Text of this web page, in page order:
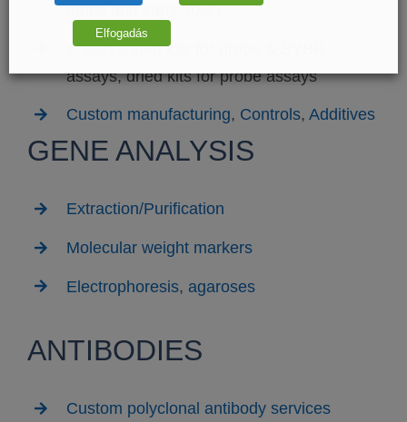
tubes and caps, foils)
1-step/2-stepkits for probe & SYBR
assays, dried kits for probe assays
Custom manufacturing, Controls,Additives
GENE ANALYSIS
Extraction/Purification
Molecular weight markers
Electrophoresis, agaroses
ANTIBODIES
Custom polyclonal antibody services
Elfogadás